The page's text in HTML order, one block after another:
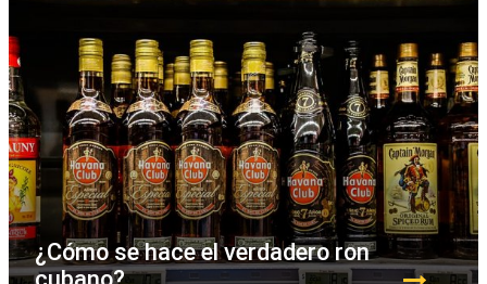
¿Cómo se hace el verdadero ron